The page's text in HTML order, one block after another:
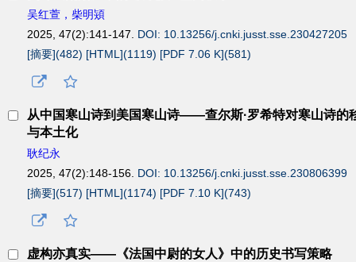
吴红萱，柴明熲
2025, 47(2):141-147. DOI: 10.13256/j.cnki.jusst.sse.230427205
[摘要](482) [HTML](1119) [PDF 7.06 K](581)
从中国寒山诗到美国寒山诗——查尔斯·罗希特对寒山诗的
与本土化
耿纪永
2025, 47(2):148-156. DOI: 10.13256/j.cnki.jusst.sse.230806399
[摘要](517) [HTML](1174) [PDF 7.10 K](743)
虚构亦真实——《法国中尉的女人》中的历史书写策略